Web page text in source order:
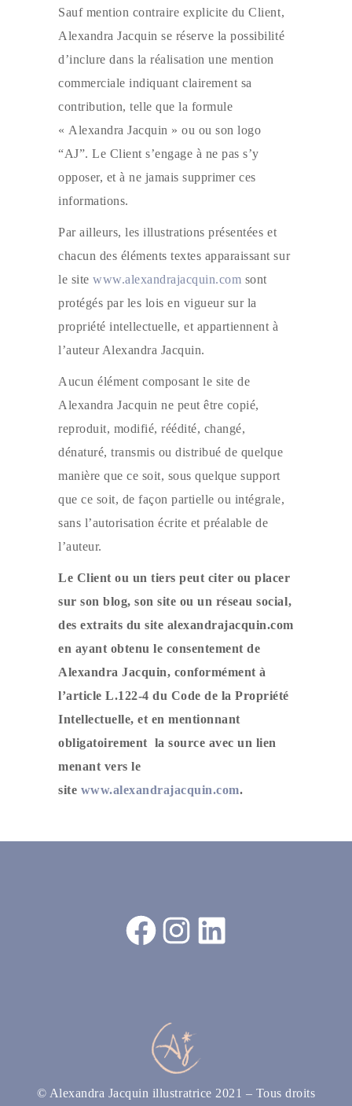
Sauf mention contraire explicite du Client,
Alexandra Jacquin se réserve la possibilité
d’inclure dans la réalisation une mention
commerciale indiquant clairement sa
contribution, telle que la formule
« Alexandra Jacquin » ou ou son logo
“AJ”. Le Client s’engage à ne pas s’y
opposer, et à ne jamais supprimer ces
informations.
Par ailleurs, les illustrations présentées et
chacun des éléments textes apparaissant sur
le sitewww.alexandrajacquin.com sont
protégés par les lois en vigueur sur la
propriété intellectuelle, et appartiennent à
l’auteur Alexandra Jacquin.
Aucun élément composant le site de
Alexandra Jacquin ne peut être copié,
reproduit, modifié, réédité, changé,
dénaturé, transmis ou distribué de quelque
manière que ce soit, sous quelque support
que ce soit, de façon partielle ou intégrale,
sans l’autorisation écrite et préalable de
l’auteur.
Le Client ou un tiers peut citer ou placer
sur son blog, son site ou un réseau social,
des extraits du site alexandrajacquin.com
en ayant obtenu le consentement de
Alexandra Jacquin, conformément à
l’article L.122-4 du Code de la Propriété
Intellectuelle, et en mentionnant
obligatoirement la source avec un lien
menant vers le
site www.alexandrajacquin.com.
Facebook Instagram LinkedIn
© Alexandra Jacquin illustratrice 2021 – Tous droits